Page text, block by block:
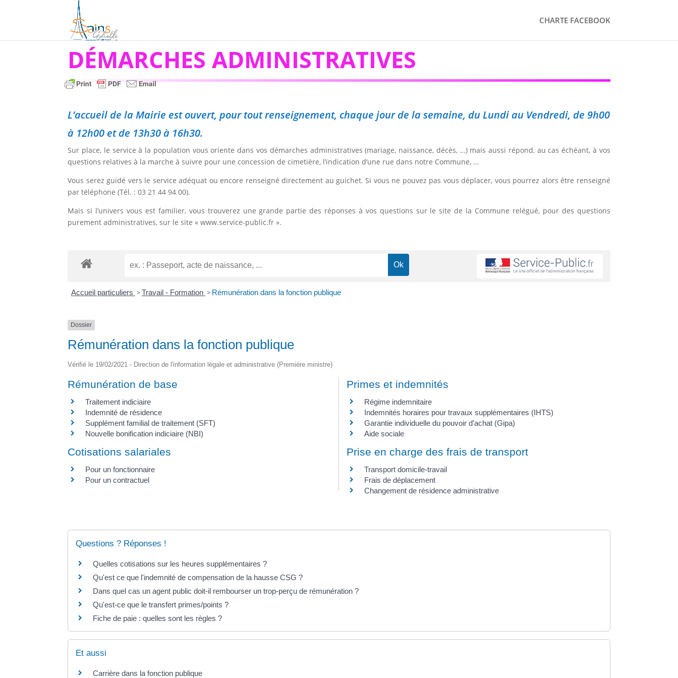
CHARTE FACEBOOK
DÉMARCHES ADMINISTRATIVES
L’accueil de la Mairie est ouvert, pour tout renseignement, chaque jour de la semaine, du Lundi au Vendredi, de 9h00
à 12h00 et de 13h30 à 16h30.
Sur place, le service à la population vous oriente dans vos démarches administratives (mariage, naissance, décès, …) mais aussi répond, au cas échéant, à vos
questions relatives à la marche à suivre pour une concession de cimetière, l’indication d’une rue dans notre Commune, …
Vous serez guidé vers le service adéquat ou encore renseigné directement au guichet. Si vous ne pouvez pas vous déplacer, vous pourrez alors être renseigné
par téléphone (Tél. : 03 21 44 94 00).
Mais si l’univers vous est familier, vous trouverez une grande partie des réponses à vos questions sur le site de la Commune relégué, pour des questions
purement administratives, sur le site « www.service-public.fr ».
Accueil particuliers >Travail - Formation > Rémunération dans la fonction publique
Dossier
Rémunération dans la fonction publique
Vérifié le 19/02/2021 - Direction de l'information légale et administrative (Première ministre)
Rémunération de base
Traitement indiciaire
Indemnité de résidence
Supplément familial de traitement (SFT)
Nouvelle bonification indiciaire (NBI)
Primes et indemnités
Régime indemnitaire
Indemnités horaires pour travaux supplémentaires (IHTS)
Garantie individuelle du pouvoir d'achat (Gipa)
Aide sociale
Cotisations salariales
Pour un fonctionnaire
Pour un contractuel
Prise en charge des frais de transport
Transport domicile-travail
Frais de déplacement
Changement de résidence administrative
Questions ? Réponses !
Quelles cotisations sur les heures supplémentaires ?
Qu'est ce que l'indemnité de compensation de la hausse CSG ?
Dans quel cas un agent public doit-il rembourser un trop-perçu de rémunération ?
Qu'est-ce que le transfert primes/points ?
Fiche de paie : quelles sont les règles ?
Et aussi
Carrière dans la fonction publique